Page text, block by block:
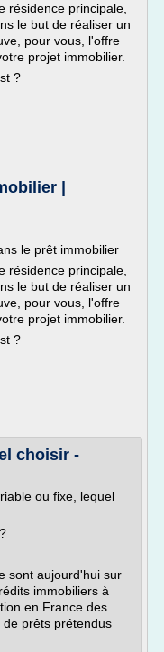
résidence principale,
le but de réaliser un
pour vous, l'offre
projet immobilier.
?
|
le prêt immobilier
résidence principale,
le but de réaliser un
pour vous, l'offre
projet immobilier.
?
choisir -
ou fixe, lequel
sont aujourd'hui sur
immobiliers à
en France des
prêts prétendus